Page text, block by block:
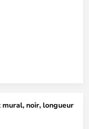
noir, longueur